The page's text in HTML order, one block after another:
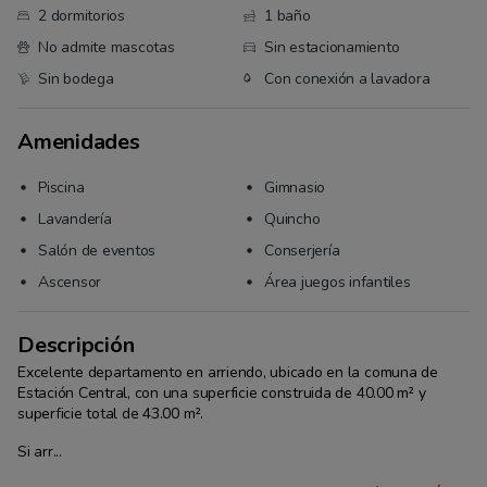
2 dormitorios
1 baño
No admite mascotas
Sin estacionamiento
Sin bodega
Con conexión a lavadora
Amenidades
Piscina
Gimnasio
Lavandería
Quincho
Salón de eventos
Conserjería
Ascensor
Área juegos infantiles
Descripción
Excelente departamento en arriendo, ubicado en la comuna de
Estación Central, con una superficie construida de 40.00 m² y
superficie total de 43.00 m².
Si arr...